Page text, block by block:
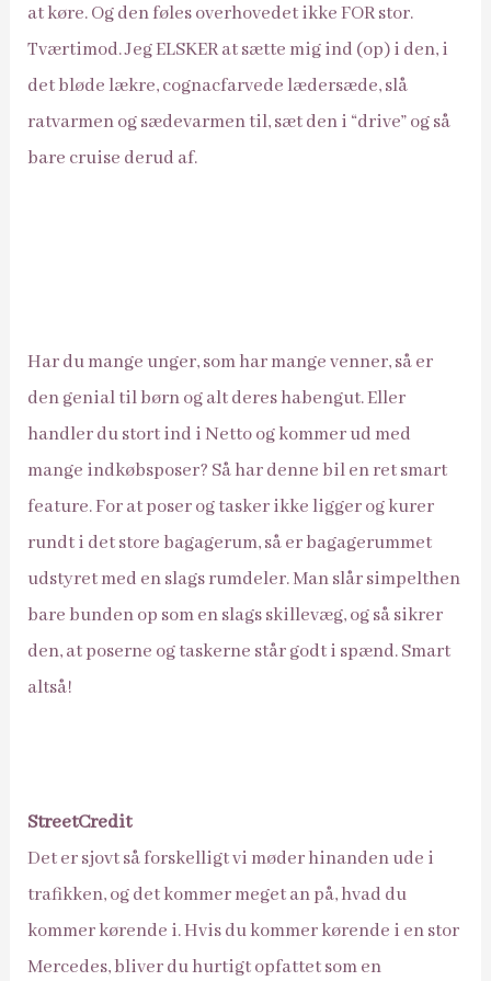
at køre. Og den føles overhovedet ikke FOR stor.
Tværtimod. Jeg ELSKER at sætte mig ind (op) i den, i
det bløde lækre, cognacfarvede lædersæde, slå
ratvarmen og sædevarmen til, sæt den i “drive” og så
bare cruise derud af.
Har du mange unger, som har mange venner, så er
den genial til børn og alt deres habengut. Eller
handler du stort ind i Netto og kommer ud med
mange indkøbsposer? Så har denne bil en ret smart
feature. For at poser og tasker ikke ligger og kurer
rundt i det store bagagerum, så er bagagerummet
udstyret med en slags rumdeler. Man slår simpelthen
bare bunden op som en slags skillevæg, og så sikrer
den, at poserne og taskerne står godt i spænd. Smart
altså!
StreetCredit
Det er sjovt så forskelligt vi møder hinanden ude i
trafikken, og det kommer meget an på, hvad du
kommer kørende i. Hvis du kommer kørende i en stor
Mercedes, bliver du hurtigt opfattet som en